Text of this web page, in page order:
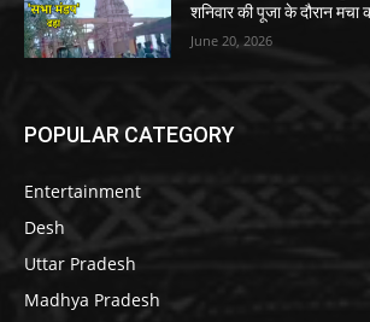
शनिवार की पूजा के दौरान मचा
June 20, 2026
POPULAR CATEGORY
Entertainment
Desh
Uttar Pradesh
Madhya Pradesh